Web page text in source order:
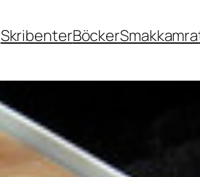
SkribenterBöcker